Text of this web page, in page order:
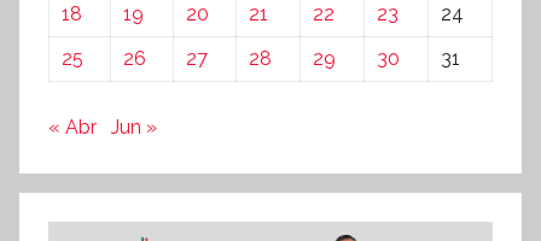
18
19 20 21 22 23
24
25
26 27 28 29 30 31
« Abr Jun »